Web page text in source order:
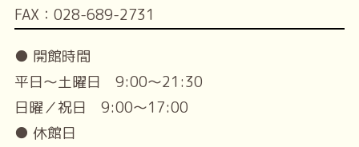
FAX：028-689-2731
● 開館時間
平日～土曜日 9:00～21:30
日曜／祝日 9:00～17:00
● 休館日